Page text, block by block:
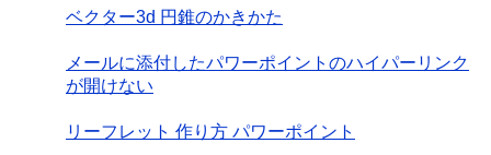
ベクター3d 円錐のかきかた
メールに添付したパワーポイントのハイパーリンク
が開けない
リーフレット 作り方 パワーポイント